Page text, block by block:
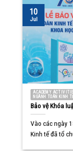
ACADEMY
NGÀNH TOÁN KINH
Bảo vệ Khóa
Vào các ngày
Kinh tế đã tổ
10
Jul